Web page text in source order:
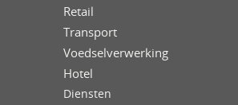
Retail
Transport
Voedselverwerking
Hotel
Diensten